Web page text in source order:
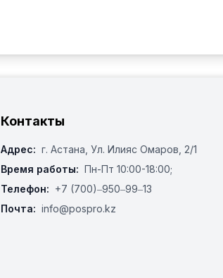
Контакты
Адрес: г. Астана, ​Ул. Илияс Омаров, 2/1
Время работы: Пн-Пт 10:00-18:00;
Телефон: +7 (700)‒950‒99‒13
Почта: info@pospro.kz